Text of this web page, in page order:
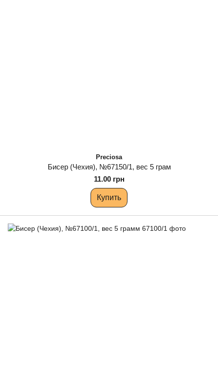
Preciosa
Бисер (Чехия), №67150/1, вес 5 грам
11.00 грн
Купить